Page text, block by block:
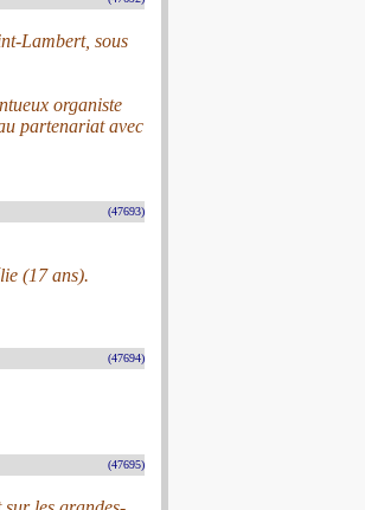
Lambert, sous
organiste
partenariat avec
(47693)
(17 ans).
(47694)
(47695)